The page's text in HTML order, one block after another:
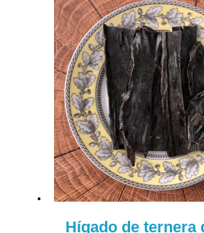
Hígado de ternera